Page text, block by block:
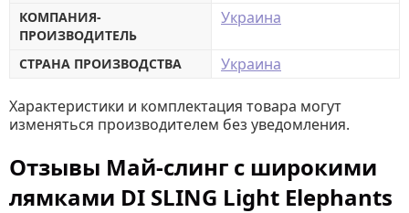
КОМПАНИЯ-
ПРОИЗВОДИТЕЛЬ
Украина
СТРАНА ПРОИЗВОДСТВА Украина
Характеристики и комплектация товара могут
изменяться производителем без уведомления.
Отзывы Май-слинг с широкими
лямками DI SLING Light Elephants